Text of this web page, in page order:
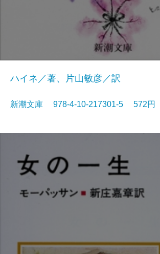
ハイネ／著、片山敏彦／訳
新潮文庫 978-4-10-217301-5 572円